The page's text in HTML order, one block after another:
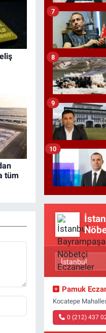
tüm
7
8
9
10
Pamuk
Kocatepe
0 (212) 437